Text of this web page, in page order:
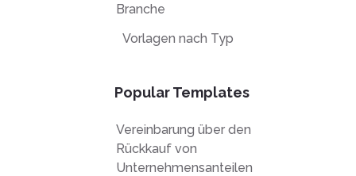
Branche
Vorlagen nach Typ
Popular Templates
Vereinbarung über den
Rückkauf von
Unternehmensanteilen